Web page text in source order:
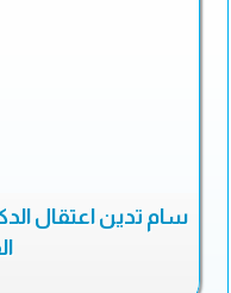
سام تدين اعتقال